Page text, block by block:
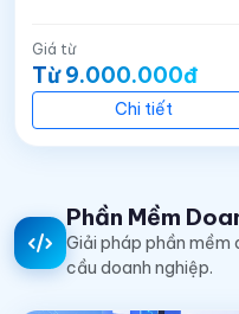
Giá từ
Từ 9.000.000đ
Chi tiết
Phần Mềm
Giải pháp phần mềm
cầu doanh nghiệp.